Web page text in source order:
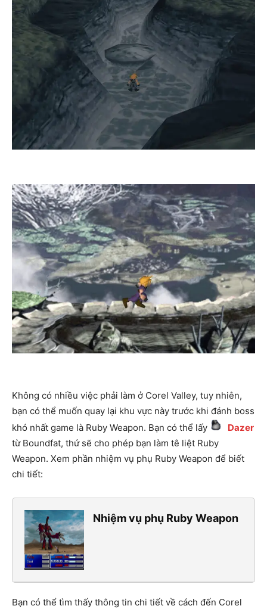
Không có nhiều việc phải làm ở Corel Valley, tuy nhiên,
bạn có thể muốn quay lại khu vực này trước khi đánh boss
khó nhất game là Ruby Weapon. Bạn có thể lấy
Dazer
từ Boundfat, thứ sẽ cho phép bạn làm tê liệt Ruby
Weapon. Xem phần nhiệm vụ phụ Ruby Weapon để biết
chi tiết:
Nhiệm vụ phụ Ruby Weapon
Bạn có thể tìm thấy thông tin chi tiết về cách đến Corel